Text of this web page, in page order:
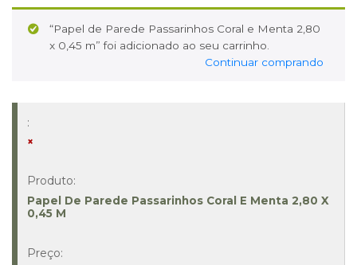
“Papel de Parede Passarinhos Coral e Menta 2,80
x 0,45 m” foi adicionado ao seu carrinho.
Continuar comprando
×
Papel De Parede Passarinhos Coral E Menta 2,80 X
0,45 M